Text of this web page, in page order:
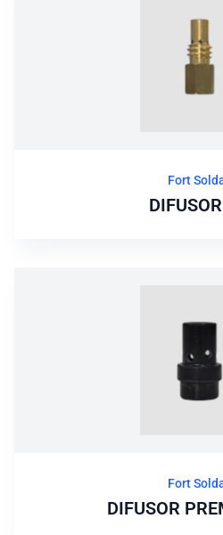
Fort
Fort
DIFUSOR